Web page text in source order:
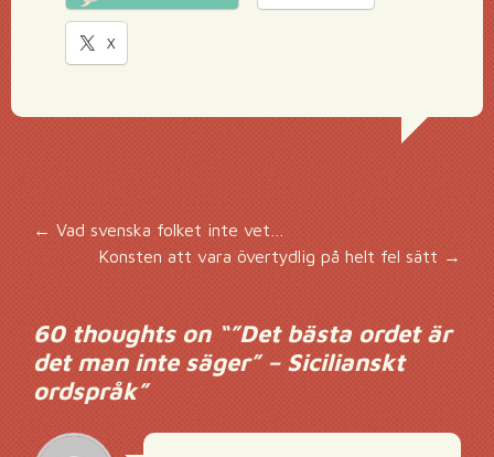
X
Inläggsnavigering
←Vad svenska folket inte vet…
Konsten att vara övertydlig på helt fel sätt→
60 thoughts on “”Det bästa ordet är
det man inte säger” – Sicilianskt
ordspråk”